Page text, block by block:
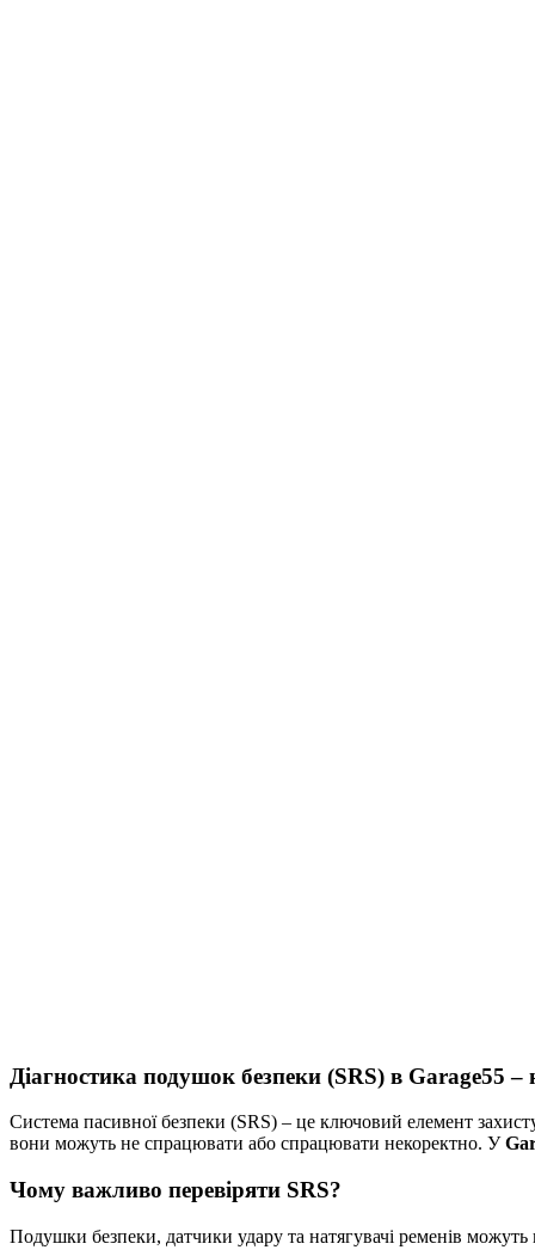
Діагностика подушок безпеки (SRS) в Garage55
Система пасивної безпеки (SRS) – це ключовий елемент
вони можуть не спрацювати або спрацювати некоректно. У
Чому важливо перевіряти SRS?
Подушки безпеки, датчики удару та натягувачі ременів